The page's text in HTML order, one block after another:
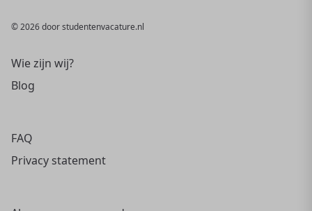
© 2026 door studentenvacature.nl
Wie zijn wij?
Blog
FAQ
Privacy statement